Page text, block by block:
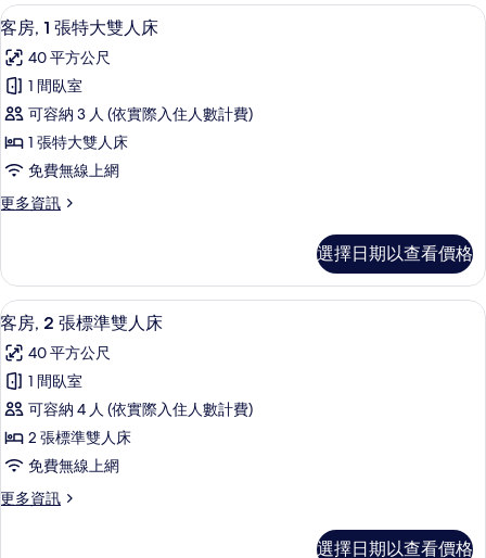
有
相
片
情
雙
人
床
的
所
有
相
房,
張
標
雙
人
床
的
詳
顯
示
客
房,
1
張
特
大
人
床
的
所
有
相
片
高級寢具、羽絨被、舒適加層、迷你吧
6
客房, 1 張特大雙人床
40 平方公尺
1 間臥室
可容納 3 人 (依實際入住人數計費)
1 張特大雙人床
免費無線上網
更多資訊
更
1
張
特
雙
人
的
詳
情
選擇日期以查看價格
顯
示
客
房,
2
張
標
準
高級寢具、羽絨被、舒適加層、迷你吧
6
客房, 2 張標準雙人床
40 平方公尺
1 間臥室
可容納 4 人 (依實際入住人數計費)
2 張標準雙人床
免費無線上網
更多資訊
更
選擇日期以查看價格